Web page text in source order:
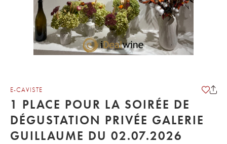
E-CAVISTE
1 PLACE POUR LA SOIRÉE DE
DÉGUSTATION PRIVÉE GALERIE
GUILLAUME DU 02.07.2026